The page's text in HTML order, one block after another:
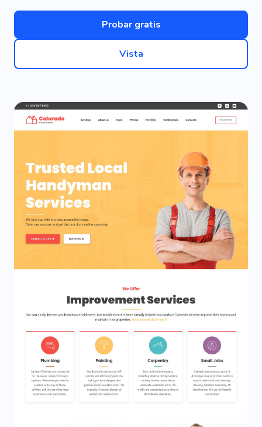
Probar gratis
Vista